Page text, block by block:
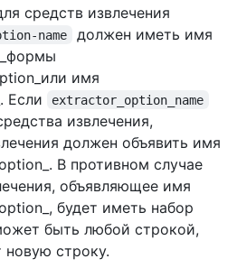
средств извлечения
name
должен иметь имя
имя
Если
extractor_option_name
извлечения,
должен объявить имя
В противном случае
объявляющее имя
будет иметь набор
быть любой строкой,
новую строку.